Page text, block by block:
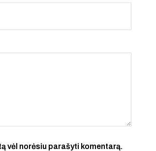
vėl norėsiu parašyti komentarą.